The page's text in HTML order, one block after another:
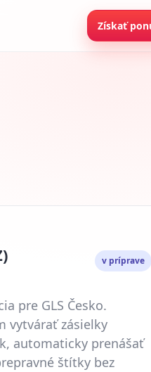
Získať
v príprave
pre GLS Česko.
vytvárať zásielky
automaticky prenášať
štítky bez